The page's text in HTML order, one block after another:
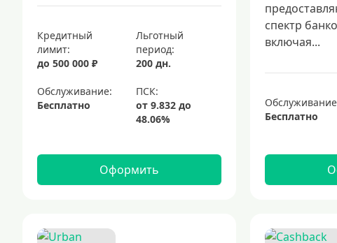
Кредитный
лимит:
до 500 000 ₽
Льготный
период:
200 дн.
Обслуживание:
Бесплатно
Оформить
спектр
включая...
Бесплатно